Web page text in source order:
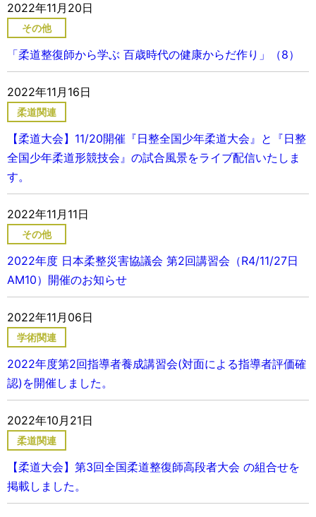
2022年11月20日
その他
「柔道整復師から学ぶ 百歳時代の健康からだ作り」（8）
2022年11月16日
柔道関連
【柔道大会】11/20開催『日整全国少年柔道大会』と『日整
全国少年柔道形競技会』の試合風景をライブ配信いたしま
す。
2022年11月11日
その他
2022年度 日本柔整災害協議会 第2回講習会（R4/11/27日
AM10）開催のお知らせ
2022年11月06日
学術関連
2022年度第2回指導者養成講習会(対面による指導者評価確
認)を開催しました。
2022年10月21日
柔道関連
【柔道大会】第3回全国柔道整復師高段者大会 の組合せを
掲載しました。